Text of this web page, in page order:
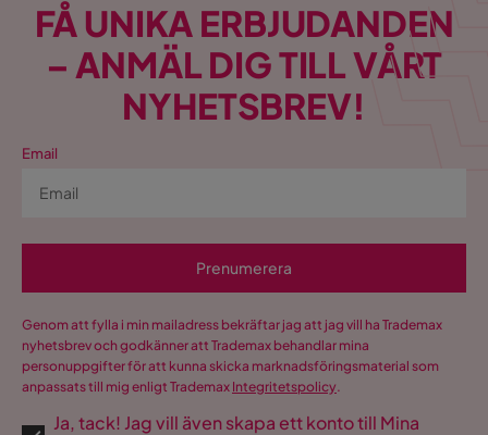
FÅ UNIKA ERBJUDANDEN
– ANMÄL DIG TILL VÅRT
NYHETSBREV!
Email
Prenumerera
Genom att fylla i min mailadress bekräftar jag att jag vill ha Trademax
nyhetsbrev och godkänner att Trademax behandlar mina
personuppgifter för att kunna skicka marknadsföringsmaterial som
anpassats till mig enligt Trademax Integritetspolicy.
Ja, tack! Jag vill även skapa ett konto till Mina